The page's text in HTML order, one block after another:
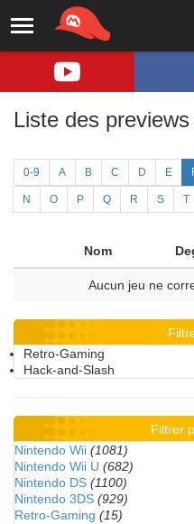
Liste des
0-9 A B C D E
N O P Q R S T
Nom
Aucun jeu ne
Retro-Gaming
Hack-and-Slash
Filtrer
Nintendo Wii (1081)
Nintendo Wii U (682)
Nintendo DS (1100)
Nintendo 3DS (929)
Retro-Gaming (15)